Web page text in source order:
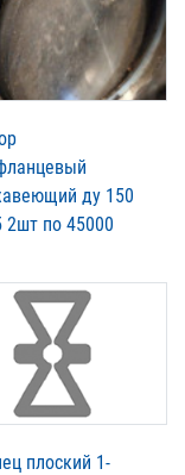
ду 150
2шт по 45000
плоский 1-